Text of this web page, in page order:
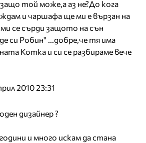
той може,а аз не?До кога
и чаршафа ще ми е вързан на
се сърди защото на сън
си Робин" ...добре,че тя има
Котка и си се разбираме вече
2010 23:31
дизайнер ?
години и много искам да стана